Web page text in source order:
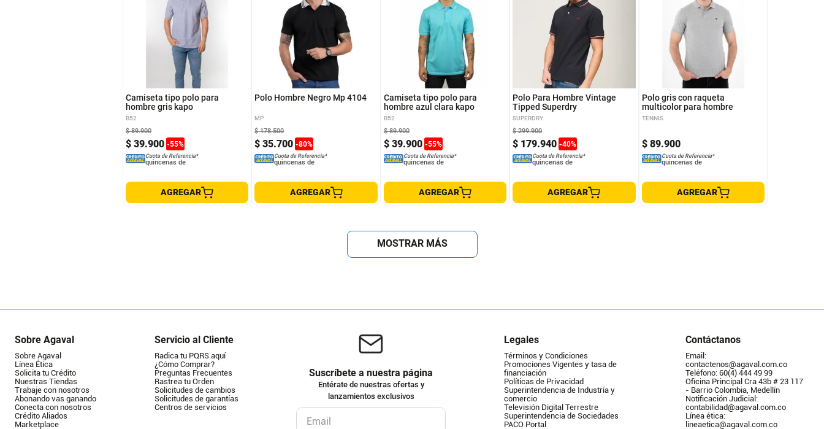
M XL
Camiseta tipo polo para
hombre gris kapo
B52
$ 39.900 -55%
$ 89.900
Cuota de Referencia*
quincenas de
AGREGAR
S
Polo Hombre Negro Mp 4104
MP
$ 35.700 -80%
$ 178.500
Cuota de Referencia*
quincenas de
AGREGAR
XL S
Camiseta tipo polo para
hombre azul clara kapo
B52
$ 39.900 -55%
$ 89.900
Cuota de Referencia*
quincenas de
AGREGAR
Polo Para Hombre Vintage
Tipped Superdry
SUPERDRY
$ 179.940 -40%
$ 299.900
Cuota de Referencia*
quincenas de
AGREGAR
XL XS
Polo gris con raqueta
multicolor para hombre
TENNIS
$ 89.900
Cuota de Referencia*
quincenas de
AGREGAR
MOSTRAR MÁS
Sobre Agaval
Sobre Agaval
Línea Ética
Solicita tu Crédito
Nuestras Tiendas
Trabaje con nosotros
Abonando vas ganando
Conecta con nosotros
Crédito Aliados
Marketplace
Servicio al Cliente
Radica tu PQRS aquí
¿Cómo Comprar?
Preguntas Frecuentes
Rastrea tu Orden
Solicitudes de cambios
Solicitudes de garantías
Centros de servicios
Suscríbete a nuestra página
Entérate de nuestras ofertas y
lanzamientos exclusivos
Legales
Términos y Condiciones
Promociones Vigentes y tasa de
financiación
Políticas de Privacidad
Superintendencia de Industría y
comercio
Televisión Digital Terrestre
Superintendencia de Sociedades
PACO Portal
Contáctanos
Email:
contactenos@agaval.com.co
Teléfono: 60(4) 444 49 99
Oficina Principal Cra 43b # 23 117
- Barrio Colombia, Medellín
Notificación Judicial:
contabilidad@agaval.com.co
Línea ética:
lineaetica@agaval.com.co